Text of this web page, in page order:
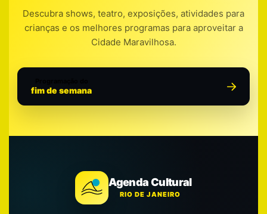
Descubra shows, teatro, exposições, atividades para
crianças e os melhores programas para aproveitar a
Cidade Maravilhosa.
fim de semana
Agenda Cultural
RIO DE JANEIRO